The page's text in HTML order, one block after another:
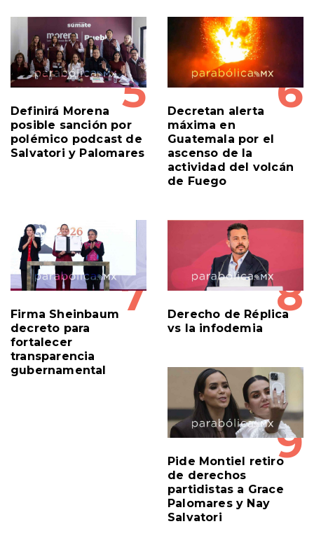
5
Definirá Morena
posible sanción por
polémico podcast de
Salvatori y Palomares
6
Decretan alerta
máxima en
Guatemala por el
ascenso de la
actividad del volcán
de Fuego
7
Firma Sheinbaum
decreto para
fortalecer
transparencia
gubernamental
8
Derecho de Réplica
vs la infodemia
9
Pide Montiel retiro
de derechos
partidistas a Grace
Palomares y Nay
Salvatori